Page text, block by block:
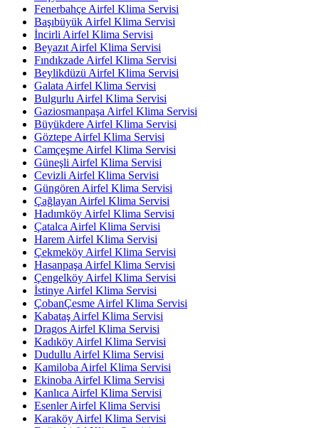
Fenerbahçe Airfel Klima Servisi
Başıbüyük Airfel Klima Servisi
İncirli Airfel Klima Servisi
Beyazıt Airfel Klima Servisi
Fındıkzade Airfel Klima Servisi
Beylikdüzü Airfel Klima Servisi
Galata Airfel Klima Servisi
Bulgurlu Airfel Klima Servisi
Gaziosmanpaşa Airfel Klima Servisi
Büyükdere Airfel Klima Servisi
Göztepe Airfel Klima Servisi
Camçeşme Airfel Klima Servisi
Güneşli Airfel Klima Servisi
Cevizli Airfel Klima Servisi
Güngören Airfel Klima Servisi
Çağlayan Airfel Klima Servisi
Hadımköy Airfel Klima Servisi
Çatalca Airfel Klima Servisi
Harem Airfel Klima Servisi
Çekmeköy Airfel Klima Servisi
Hasanpaşa Airfel Klima Servisi
Çengelköy Airfel Klima Servisi
İstinye Airfel Klima Servisi
ÇobanÇesme Airfel Klima Servisi
Kabataş Airfel Klima Servisi
Dragos Airfel Klima Servisi
Kadıköy Airfel Klima Servisi
Dudullu Airfel Klima Servisi
Kamiloba Airfel Klima Servisi
Ekinoba Airfel Klima Servisi
Kanlıca Airfel Klima Servisi
Esenler Airfel Klima Servisi
Karaköy Airfel Klima Servisi